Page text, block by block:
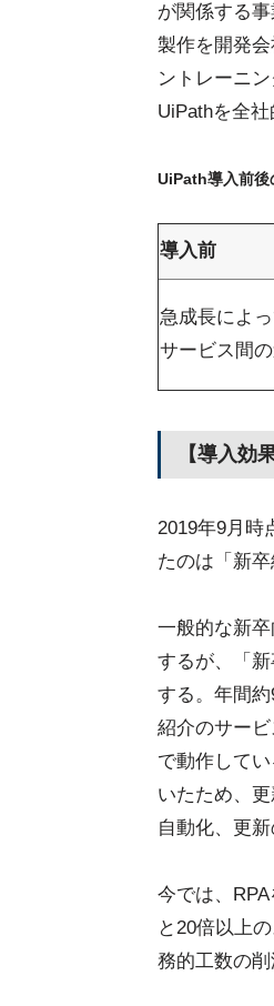
が関係する
製作を開発
ントレーニ
UiPathを全
UiPath導入前後
導入前
急成長によ
サービス間
【導入効
2019年9月時
たのは「新卒
一般的な新
するが、「
する。年間
紹介のサー
で動作して
いたため、
自動化、更
今では、
と20倍以上
務的工数の